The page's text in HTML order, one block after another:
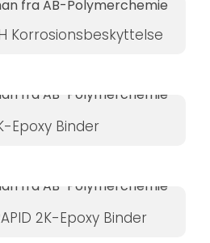
Korrosionsbeskyttelse
Epoxy Binder
2K-Epoxy Binder